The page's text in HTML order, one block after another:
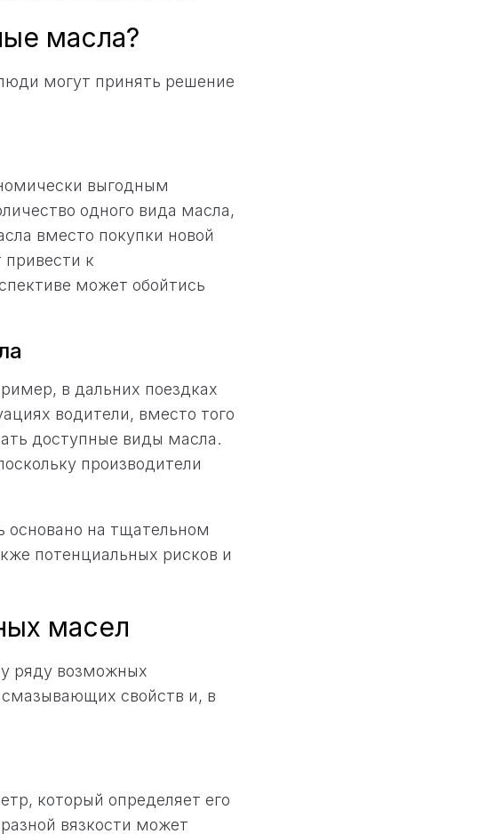
масла?
могут принять решение
выгодным
одного вида масла,
вместо покупки новой
к
может обойтись
в дальних поездках
водители, вместо того
доступные виды масла.
производители
на тщательном
потенциальных рисков и
масел
ряду возможных
свойств и, в
который определяет его
вязкости может